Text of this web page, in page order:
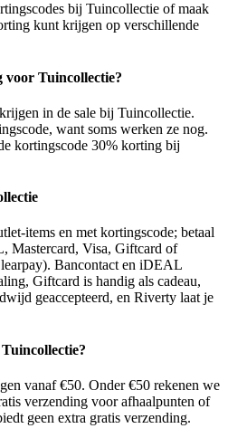
bij Tuincollectie of maak
kunt krijgen op verschillende
voor Tuincollectie?
in de sale bij Tuincollectie.
want soms werken ze nog.
kortingscode 30% korting bij
items en met kortingscode; betaal
Mastercard, Visa, Giftcard of
Bancontact en iDEAL
Giftcard is handig als cadeau,
geaccepteerd, en Riverty laat je
vanaf €50. Onder €50 rekenen we
verzending voor afhaalpunten of
geen extra gratis verzending.